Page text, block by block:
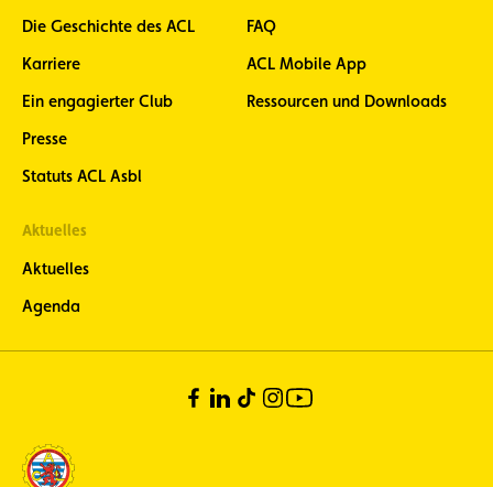
Die Geschichte des ACL
Karriere
Ein engagierter Club
Presse
Statuts ACL Asbl
FAQ
ACL Mobile App
Ressourcen und Downloads
Aktuelles
Aktuelles
Agenda